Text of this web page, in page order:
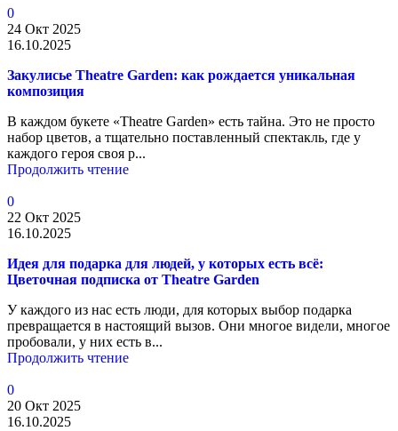
0
24 Окт 2025
16.10.2025
Закулисье Theatre Garden: как рождается уникальная
композиция
В каждом букете «Theatre Garden» есть тайна. Это не просто
набор цветов, а тщательно поставленный спектакль, где у
каждого героя своя р...
Продолжить чтение
0
22 Окт 2025
16.10.2025
Идея для подарка для людей, у которых есть всё:
Цветочная подписка от Theatre Garden
У каждого из нас есть люди, для которых выбор подарка
превращается в настоящий вызов. Они многое видели, многое
пробовали, у них есть в...
Продолжить чтение
0
20 Окт 2025
16.10.2025